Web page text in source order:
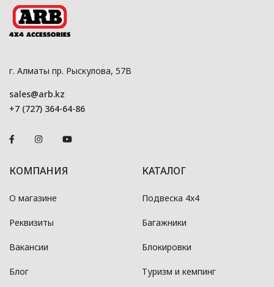
г. Алматы пр. Рыскулова, 57В
sales@arb.kz
+7 (727) 364-64-86
КОМПАНИЯ
О магазине
Реквизиты
Вакансии
Блог
КАТАЛОГ
Подвеска 4x4
Багажники
Блокировки
Туризм и кемпинг